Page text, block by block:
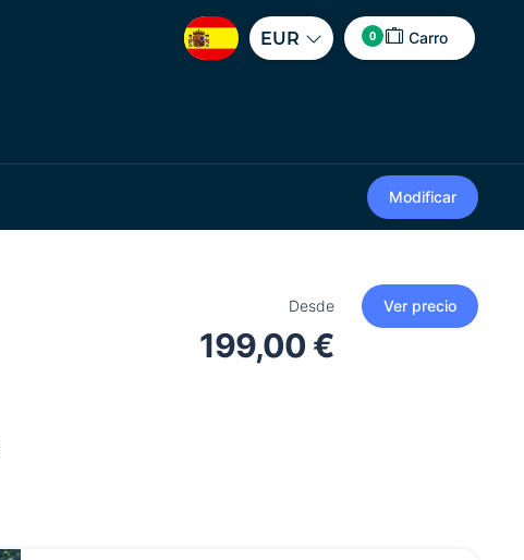
EUR 0 Carro
Modificar
Desde
199,00 €
Ver precio